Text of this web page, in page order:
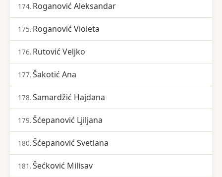
174. Roganović Aleksandar
175. Roganović Violeta
176. Rutović Veljko
177.Šakotić Ana
178.Samardžić Hajdana
179.Šćepanović Ljiljana
180.Šćepanović Svetlana
181.Šećković Milisav